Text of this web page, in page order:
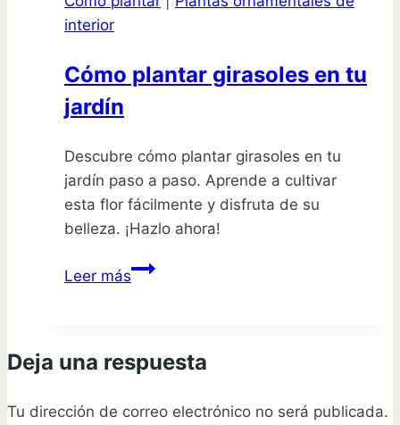
hogar
oasis
y
color
interior
Cómo plantar girasoles en tu
jardín
Descubre cómo plantar girasoles en tu
jardín paso a paso. Aprende a cultivar
esta flor fácilmente y disfruta de su
belleza. ¡Hazlo ahora!
Leer másCómo
tu
Deja una respuesta
Tu dirección de correo electrónico no será publicada.